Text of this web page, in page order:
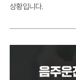
상황입니다.